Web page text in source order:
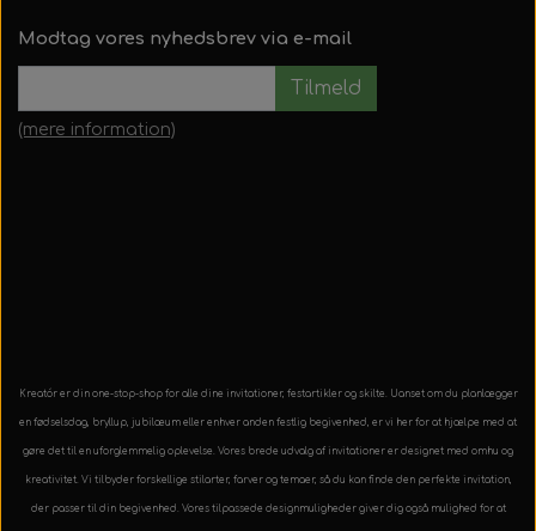
Modtag vores nyhedsbrev via e-mail
Tilmeld
(mere information)
Kreatór er din one-stop-shop for alle dine invitationer, festartikler og skilte. Uanset om du planlægger
en fødselsdag, bryllup, jubilæum eller enhver anden festlig begivenhed, er vi her for at hjælpe med at
gøre det til en uforglemmelig oplevelse. Vores brede udvalg af invitationer er designet med omhu og
kreativitet. Vi tilbyder forskellige stilarter, farver og temaer, så du kan finde den perfekte invitation,
der passer til din begivenhed. Vores tilpassede designmuligheder giver dig også mulighed for at